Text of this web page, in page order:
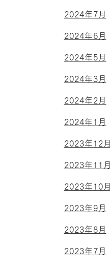
2024年7月
2024年6月
2024年5月
2024年3月
2024年2月
2024年1月
2023年12月
2023年11月
2023年10月
2023年9月
2023年8月
2023年7月